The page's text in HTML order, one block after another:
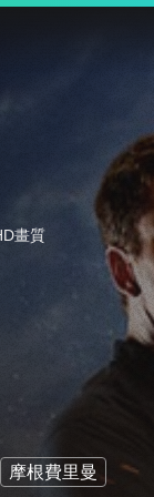
畫質
摩根費里曼